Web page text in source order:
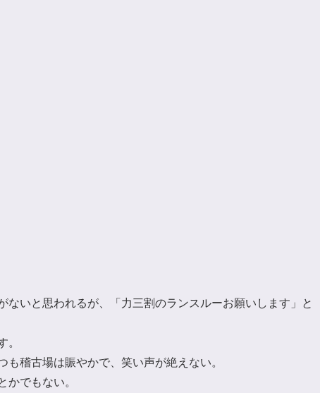
いと思われるが、「力三割のランスルーお願いします」と
稽古場は賑やかで、笑い声が絶えない。
でもない。